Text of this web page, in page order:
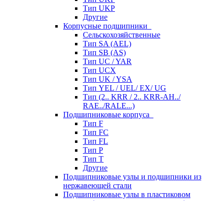
Тип UKP
Другие
Корпусные подшипники
Сельскохозяйственные
Тип SA (AEL)
Тип SB (AS)
Тип UC / YAR
Тип UCX
Тип UK / YSA
Тип YEL / UEL/ EX/ UG
Тип (2.. KRR / 2.. KRR-AH../
RAE../RALE...)
Подшипниковые корпуса
Тип F
Тип FC
Тип FL
Тип P
Тип T
Другие
Подшипниковые узлы и подшипники из
нержавеющей стали
Подшипниковые узлы в пластиковом